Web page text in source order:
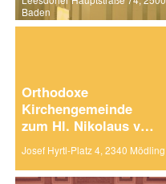
Baden
Orthodoxe
Kirchengemeinde
zum Hl. Nikolaus von
Myra
Josef Hyrtl-Platz 4, 2340 Mödling